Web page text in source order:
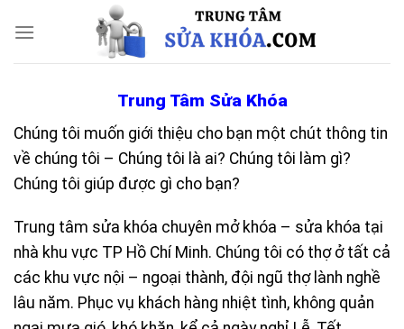
Trung Tâm Sửa Khóa
Chúng tôi muốn giới thiệu cho bạn một chút thông tin
về chúng tôi – Chúng tôi là ai? Chúng tôi làm gì?
Chúng tôi giúp được gì cho bạn?
Trung tâm sửa khóa chuyên mở khóa – sửa khóa tại
nhà khu vực TP Hồ Chí Minh. Chúng tôi có thợ ở tất cả
các khu vực nội – ngoại thành, đội ngũ thợ lành nghề
lâu năm. Phục vụ khách hàng nhiệt tình, không quản